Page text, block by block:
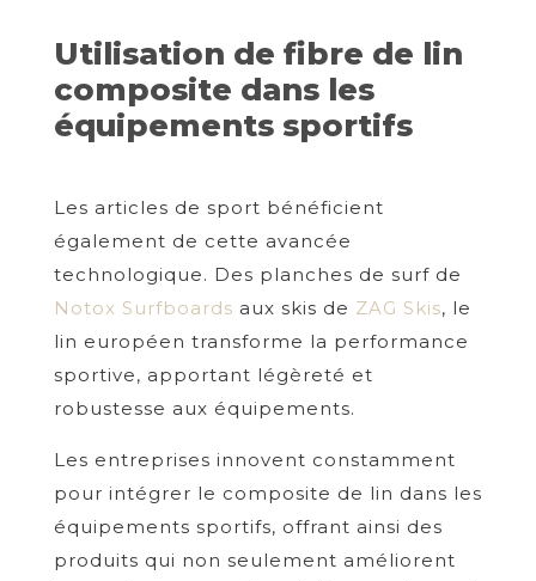
Utilisation de fibre de lin
composite dans les
équipements sportifs
Les articles de sport bénéficient
également de cette avancée
technologique. Des planches de surf de
Notox Surfboards aux skis de ZAG Skis, le
lin européen transforme la performance
sportive, apportant légèreté et
robustesse aux équipements.
Les entreprises innovent constamment
pour intégrer le composite de lin dans les
équipements sportifs, offrant ainsi des
produits qui non seulement améliorent